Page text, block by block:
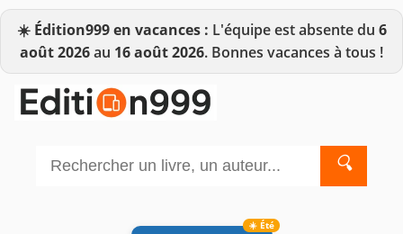
☀️ Édition999 en vacances : L'équipe est absente du 6
août 2026au 16 août 2026. Bonnes vacances à tous !
🔍